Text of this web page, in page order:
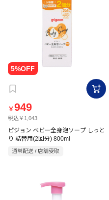
￥949
税込￥1,043
ピジョン ベビー全身泡ソープ しっと
り 詰替用(2回分) 800ml
通常配送 / 店舗受取